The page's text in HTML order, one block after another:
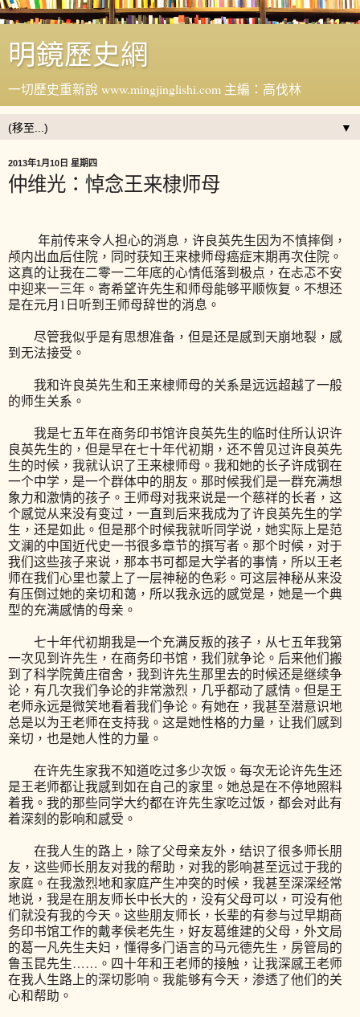
明鏡歷史網
一切歷史重新說 www.mingjinglishi.com 主編：高伐林
▼
2013年1月10日 星期四
仲维光：悼念王来棣师母
年前传来令人担心的消息，许良英先生因为不慎摔倒，
颅内出血后住院，同时获知王来棣师母癌症末期再次住院。
这真的让我在二零一二年底的心情低落到极点，在忐忑不安
中迎来一三年。寄希望许先生和师母能够平顺恢复。不想还
是在元月1日听到王师母辞世的消息。
尽管我似乎是有思想准备，但是还是感到天崩地裂，感
到无法接受。
我和许良英先生和王来棣师母的关系是远远超越了一般
的师生关系。
我是七五年在商务印书馆许良英先生的临时住所认识许
良英先生的，但是早在七十年代初期，还不曾见过许良英先
生的时候，我就认识了王来棣师母。我和她的长子许成钢在
一个中学，是一个群体中的朋友。那时候我们是一群充满想
象力和激情的孩子。王师母对我来说是一个慈祥的长者，这
个感觉从来没有变过，一直到后来我成为了许良英先生的学
生，还是如此。但是那个时候我就听同学说，她实际上是范
文澜的中国近代史一书很多章节的撰写者。那个时候，对于
我们这些孩子来说，那本书可都是大学者的事情，所以王老
师在我们心里也蒙上了一层神秘的色彩。可这层神秘从来没
有压倒过她的亲切和蔼，所以我永远的感觉是，她是一个典
型的充满感情的母亲。
七十年代初期我是一个充满反叛的孩子，从七五年我第
一次见到许先生，在商务印书馆，我们就争论。后来他们搬
到了科学院黄庄宿舍，我到许先生那里去的时候还是继续争
论，有几次我们争论的非常激烈，几乎都动了感情。但是王
老师永远是微笑地看着我们争论。有她在，我甚至潜意识地
总是以为王老师在支持我。这是她性格的力量，让我们感到
亲切，也是她人性的力量。
在许先生家我不知道吃过多少次饭。每次无论许先生还
是王老师都让我感到如在自己的家里。她总是在不停地照料
着我。我的那些同学大约都在许先生家吃过饭，都会对此有
着深刻的影响和感受。
在我人生的路上，除了父母亲友外，结识了很多师长朋
友，这些师长朋友对我的帮助，对我的影响甚至远过于我的
家庭。在我激烈地和家庭产生冲突的时候，我甚至深深经常
地说，我是在朋友师长中长大的，没有父母可以，可没有他
们就没有我的今天。这些朋友师长，长辈的有参与过早期商
务印书馆工作的戴孝侯老先生，好友葛维建的父母，外文局
的葛一凡先生夫妇，懂得多门语言的马元德先生，房管局的
鲁玉昆先生……。四十年和王老师的接触，让我深感王老师
在我人生路上的深切影响。我能够有今天，渗透了他们的关
心和帮助。